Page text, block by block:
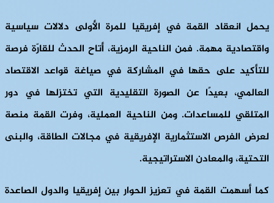
يحمل انعقاد القمة في إفريقيا للمرة الأولى دلالات سياسية
واقتصادية مهمة. فمن الناحية الرمزية، أتاح الحدث للقارّة فرصة
للتأكيد على حقها في المشاركة في صياغة قواعد الاقتصاد
العالمي، بعيدًا عن الصورة التقليدية التي تختزلها في دور
المتلقي للمساعدات. ومن الناحية العملية، وفرت القمة منصة
لعرض الفرص الاستثمارية الإفريقية في مجالات الطاقة، والبنى
التحتية، والمعادن الاستراتيجية.
كما أسهمت القمة في تعزيز الحوار بين إفريقيا والدول الصاعدة